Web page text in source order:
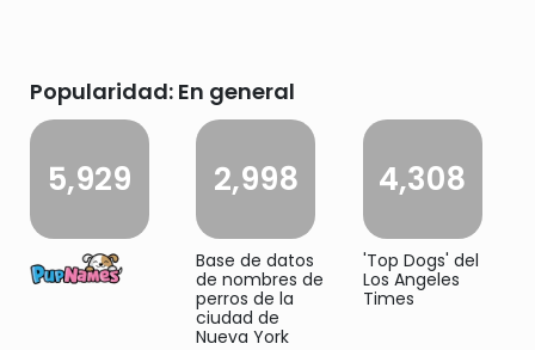
Popularidad: En general
5,929 2,998
Base de datos
de nombres de
perros de la
ciudad de
Nueva York
4,308
'Top Dogs' del
Los Angeles
Times